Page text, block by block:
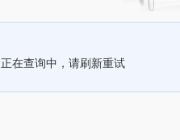
正在查询中，请刷新重试